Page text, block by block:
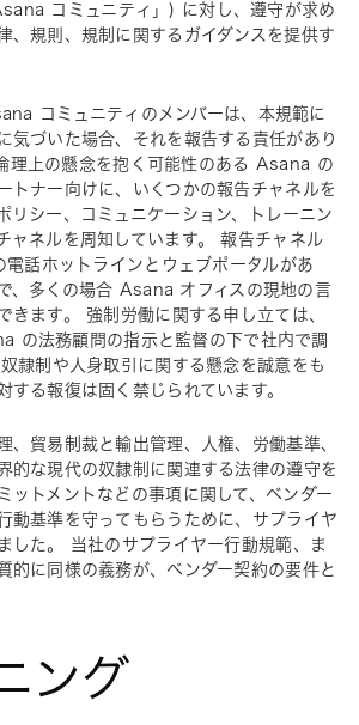
コミュニティ」) に対し、遵守が求め
、規則、規制に関するガイダンスを提供す
コミュニティのメンバーは、本規範に
気づいた場合、それを報告する責任があり
理上の懸念を抱く可能性のある Asana の
トナー向けに、いくつかの報告チャネルを
リシー、コミュニケーション、トレーニン
ャネルを周知しています。 報告チャネル
話ホットラインとウェブポータルがあ
、多くの場合 Asana オフィスの現地の言
きます。 強制労働に関する申し立ては、
の法務顧問の指示と監督の下で社内で調
隷制や人身取引に関する懸念を誠意をも
する報復は固く禁じられています。
、貿易制裁と輸出管理、人権、労働基準、
的な現代の奴隷制に関連する法律の遵守を
ットメントなどの事項に関して、ベンダー
動基準を守ってもらうために、サプライヤ
した。 当社のサプライヤー行動規範、ま
的に同様の義務が、ベンダー契約の要件と
ング